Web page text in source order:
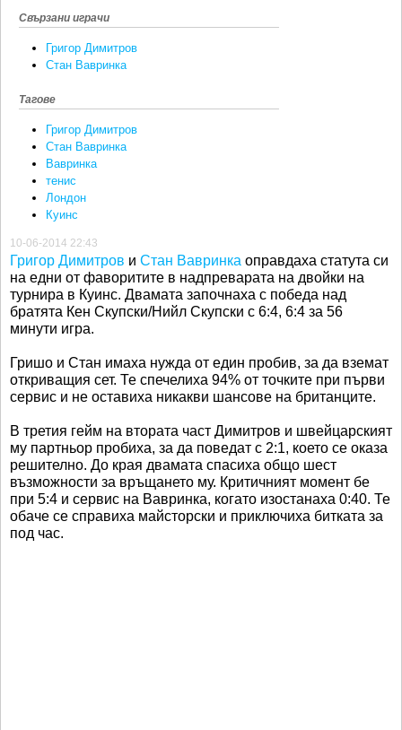
Свързани играчи
Григор Димитров
Стан Вавринка
Тагове
Григор Димитров
Стан Вавринка
Вавринка
тенис
Лондон
Куинс
10-06-2014 22:43
Григор Димитров и Стан Вавринка оправдаха статута си
на едни от фаворитите в надпреварата на двойки на
турнира в Куинс. Двамата започнаха с победа над
братята Кен Скупски/Нийл Скупски с 6:4, 6:4 за 56
минути игра.
Гришо и Стан имаха нужда от един пробив, за да вземат
откриващия сет. Те спечелиха 94% от точките при първи
сервис и не оставиха никакви шансове на британците.
В третия гейм на втората част Димитров и швейцарският
му партньор пробиха, за да поведат с 2:1, което се оказа
решително. До края двамата спасиха общо шест
възможности за връщането му. Критичният момент бе
при 5:4 и сервис на Вавринка, когато изостанаха 0:40. Те
обаче се справиха майсторски и приключиха битката за
под час.